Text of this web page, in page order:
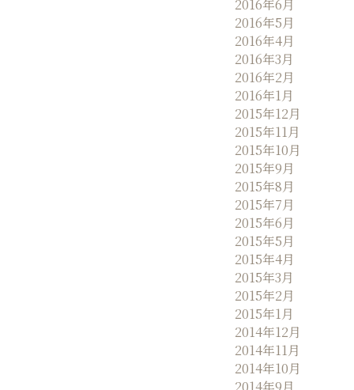
2016年6月
2016年5月
2016年4月
2016年3月
2016年2月
2016年1月
2015年12月
2015年11月
2015年10月
2015年9月
2015年8月
2015年7月
2015年6月
2015年5月
2015年4月
2015年3月
2015年2月
2015年1月
2014年12月
2014年11月
2014年10月
2014年9月